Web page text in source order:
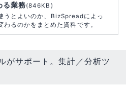
る業務(846KB)
うとよいのか、BizSpreadによっ
るのかをまとめた資料です。
がサポート。集計／分析ツ